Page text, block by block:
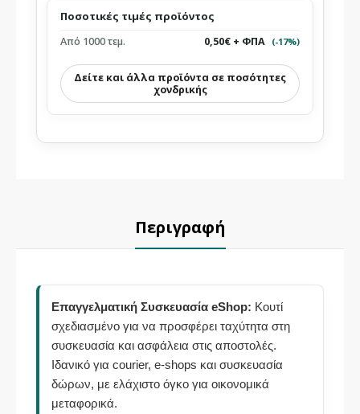
Ποσοτικές τιμές προϊόντος
Από 1000 τεμ. 0,50€ + ΦΠΑ (-17%)
Δείτε και άλλα προϊόντα σε ποσότητες
χονδρικής
Περιγραφή
Επαγγελματική Συσκευασία eShop: Κουτί
σχεδιασμένο για να προσφέρει ταχύτητα στη
συσκευασία και ασφάλεια στις αποστολές.
Ιδανικό για courier, e-shops και συσκευασία
δώρων, με ελάχιστο όγκο για οικονομικά
μεταφορικά.